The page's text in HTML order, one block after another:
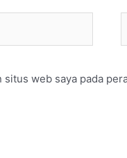
situs web saya pada